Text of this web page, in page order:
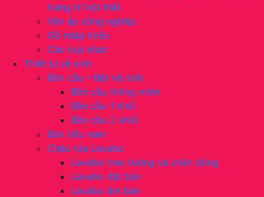
trang trí nội thất
Ván ép công nghiệp
Gỗ nhập khẩu
Các loại khác
Thiết bị vệ sinh
Bồn cầu – Bệt vệ sinh
Bồn cầu thông minh
Bồn cầu 1 khối
Bồn cầu 2 khối
Bồn tiểu nam
Chậu rửa Lavabo
Lavabo treo tường và chân đứng
Lavabo đặt bàn
Lavabo âm bàn